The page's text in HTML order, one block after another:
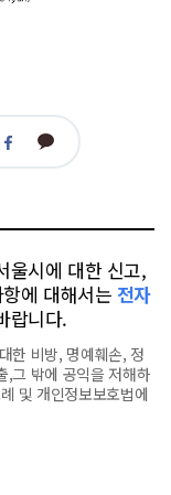
페 카
울시에 대한 신고,
에 대해서는 전자
랍니다.
한 비방, 명예훼손, 정
,그 밖에 공익을 저해하
및 개인정보보호법에